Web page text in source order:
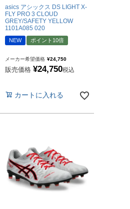
asics アシックス DS LIGHT X-
FLY PRO 3 CLOUD
GREY/SAFETY YELLOW
1101A085 020
NEW ポイント10倍
メーカー希望価格 ¥24,750
販売価格 ¥24,750税込
カートに入れる